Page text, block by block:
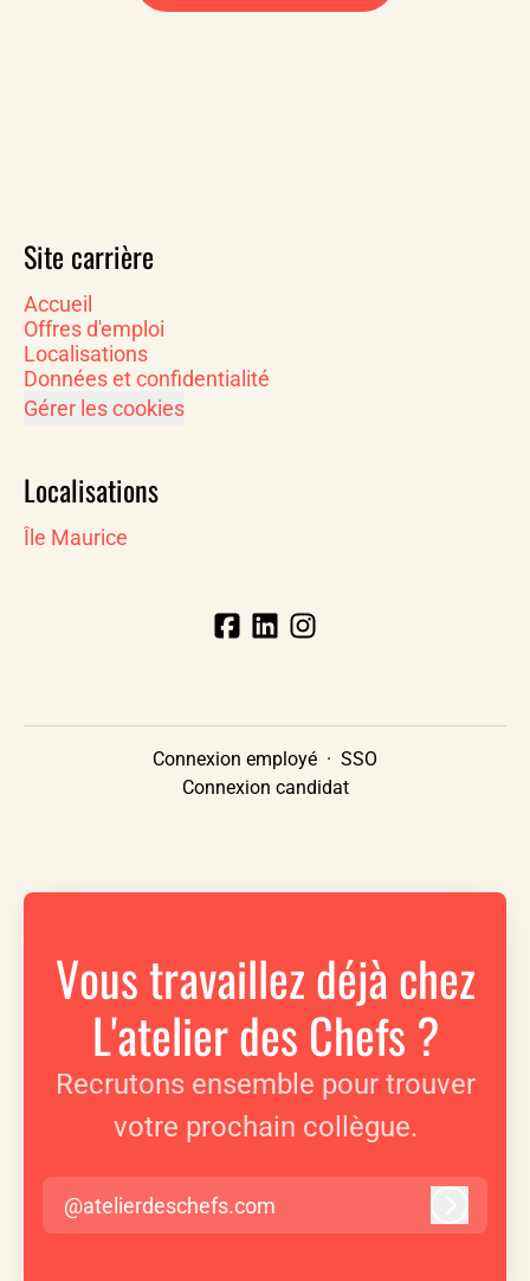
Site carrière
Accueil
Offres d'emploi
Localisations
Données et confidentialité
Gérer les cookies
Localisations
Île Maurice
Connexion employé · SSO
Connexion candidat
Vous travaillez déjà chez
L'atelier des Chefs ?
Recrutons ensemble pour trouver
votre prochain collègue.
@atelierdeschefs.com